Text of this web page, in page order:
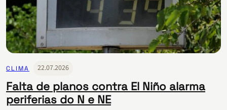
CLIMA 22.07.2026
Falta de planos contra El Niño alarma
periferias do N e NE